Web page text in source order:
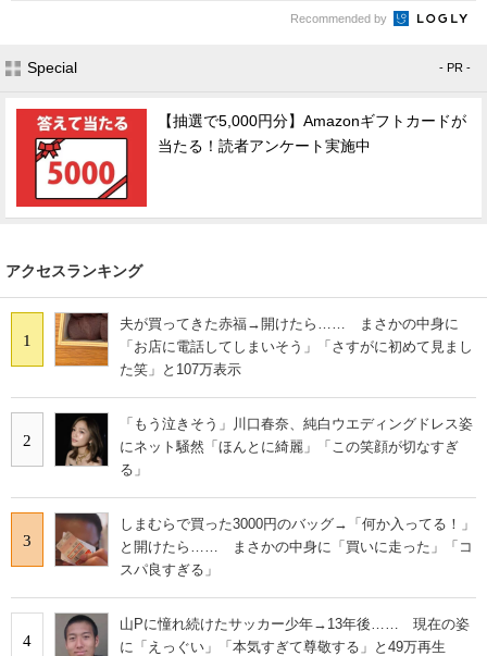
Recommended by
Special - PR -
【抽選で5,000円分】Amazonギフトカードが
当たる！読者アンケート実施中
アクセスランキング
1
夫が買ってきた赤福→開けたら…… まさかの中身に
「お店に電話してしまいそう」「さすがに初めて見まし
た笑」と107万表示
2
「もう泣きそう」川口春奈、純白ウエディングドレス姿
にネット騒然「ほんとに綺麗」「この笑顔が切なすぎ
る」
3
しまむらで買った3000円のバッグ→「何か入ってる！」
と開けたら…… まさかの中身に「買いに走った」「コ
スパ良すぎる」
4
山Pに憧れ続けたサッカー少年→13年後…… 現在の姿
に「えっぐい」「本気すぎて尊敬する」と49万再生